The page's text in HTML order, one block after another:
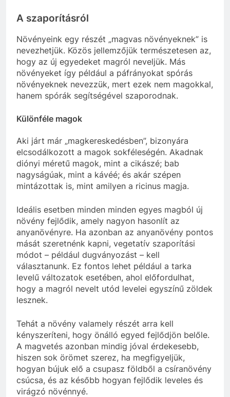
A szaporításról
Növényeink egy részét „magvas növényeknek” is
nevezhetjük. Közös jellemzőjük természetesen az,
hogy az új egyedeket magról neveljük. Más
növényeket így például a páfrányokat spórás
növényeknek nevezzük, mert ezek nem magokkal,
hanem spórák segítségével szaporodnak.
Különféle magok
Aki járt már „magkereskedésben”, bizonyára
elcsodálkozott a magok sokféleségén. Akadnak
diónyi méretű magok, mint a cikászé; bab
nagyságúak, mint a kávéé; és akár szépen
mintázottak is, mint amilyen a ricinus magja.
Ideális esetben minden minden egyes magból új
növény fejlődik, amely nagyon hasonlít az
anyanövényre. Ha azonban az anyanövény pontos
mását szeretnénk kapni, vegetatív szaporítási
módot – például dugványozást – kell
választanunk. Ez fontos lehet például a tarka
levelű változatok esetében, ahol előfordulhat,
hogy a magról nevelt utód levelei egyszínű zöldek
lesznek.
Tehát a növény valamely részét arra kell
kényszeríteni, hogy önálló egyed fejlődjön belőle.
A magvetés azonban mindig jóval érdekesebb,
hiszen sok örömet szerez, ha megfigyeljük,
hogyan bújuk elő a csupasz földből a csíranövény
csúcsa, és az később hogyan fejlődik leveles és
virágzó növénnyé.